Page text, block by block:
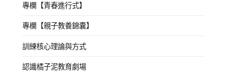
專欄【青春進行式】
專欄【親子教養錦囊】
訓練核心理論與方式
認識橘子泥教育劇場